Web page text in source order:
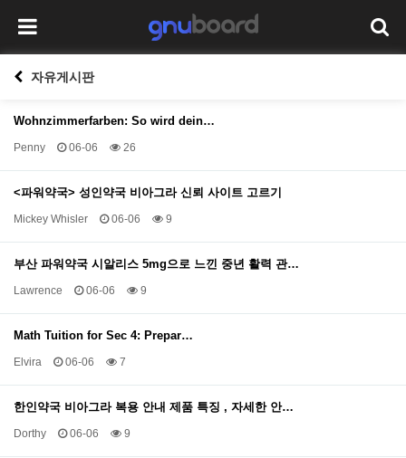
자유게시판
Wohnzimmerfarben: So wird dein…
Penny 06-06 26
<파워약국> 성인약국 비아그라 신뢰 사이트 고르기
Mickey Whisler 06-06 9
부산 파워약국 시알리스 5mg으로 느낀 중년 활력 관…
Lawrence 06-06 9
Math Tuition for Sec 4: Prepar…
Elvira 06-06 7
한인약국 비아그라 복용 안내 제품 특징 , 자세한 안…
Dorthy 06-06 9